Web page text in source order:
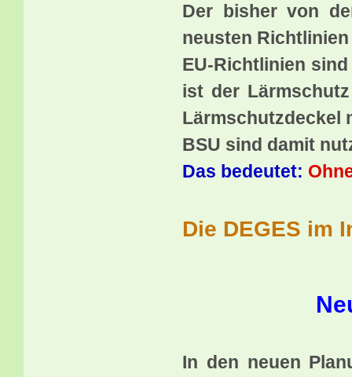
Der bisher von
neusten
EU-Richtlinien
ist der
Lärmschutzdeckel
BSU sind damit
Das bedeutet:
Die DEGES im
In den neuen